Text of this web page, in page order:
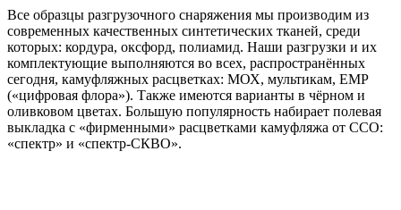
Все образцы разгрузочного снаряжения мы производим из
современных качественных синтетических тканей, среди
которых: кордура, оксфорд, полиамид. Наши разгрузки и их
комплектующие выполняются во всех, распространённых
сегодня, камуфляжных расцветках: МОХ, мультикам, ЕМР
(«цифровая флора»). Также имеются варианты в чёрном и
оливковом цветах. Большую популярность набирает полевая
выкладка с «фирменными» расцветками камуфляжа от ССО:
«спектр» и «спектр-СКВО».